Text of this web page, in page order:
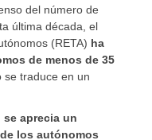
del número de
última década, el
(RETA) ha
de menos de 35
se traduce en un
se aprecia un
los autónomos